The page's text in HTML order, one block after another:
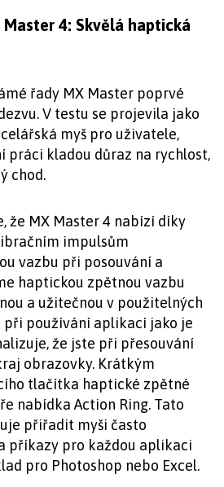
4: Skvělá haptická
řady MX Master poprvé
V testu se projevila jako
myš pro uživatele,
kladou důraz na rychlost,
chod.
že MX Master 4 nabízí díky
impulsům
vazbu při posouvání a
haptickou zpětnou vazbu
a užitečnou v použitelných
používání aplikací jako je
že jste při přesouvání
obrazovky. Krátkým
tlačítka haptické zpětné
nabídka Action Ring. Tato
přiřadit myši často
příkazy pro každou aplikaci
pro Photoshop nebo Excel.